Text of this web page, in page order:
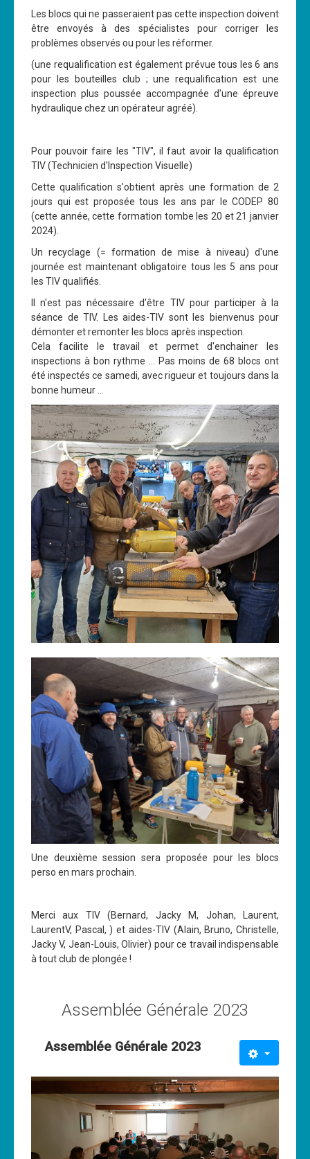
Les blocs qui ne passeraient pas cette inspection doivent
être envoyés à des spécialistes pour corriger les
problèmes observés ou pour les réformer.
(une requalification est également prévue tous les 6 ans
pour les bouteilles club ; une requalification est une
inspection plus poussée accompagnée d'une épreuve
hydraulique chez un opérateur agréé).
Pour pouvoir faire les "TIV", il faut avoir la qualification
TIV (Technicien d'Inspection Visuelle)
Cette qualification s'obtient après une formation de 2
jours qui est proposée tous les ans par le CODEP 80
(cette année, cette formation tombe les 20 et 21 janvier
2024).
Un recyclage (= formation de mise à niveau) d'une
journée est maintenant obligatoire tous les 5 ans pour
les TIV qualifiés.
Il n'est pas nécessaire d'être TIV pour participer à la
séance de TIV. Les aides-TIV sont les bienvenus pour
démonter et remonter les blocs après inspection.
Cela facilite le travail et permet d'enchainer les
inspections à bon rythme ... Pas moins de 68 blocs ont
été inspectés ce samedi, avec rigueur et toujours dans la
bonne humeur ...
Une deuxième session sera proposée pour les blocs
perso en mars prochain.
Merci aux TIV (Bernard, Jacky M, Johan, Laurent,
LaurentV, Pascal, ) et aides-TIV (Alain, Bruno, Christelle,
Jacky V, Jean-Louis, Olivier) pour ce travail indispensable
à tout club de plongée !
Assemblée Générale 2023
Assemblée Générale 2023